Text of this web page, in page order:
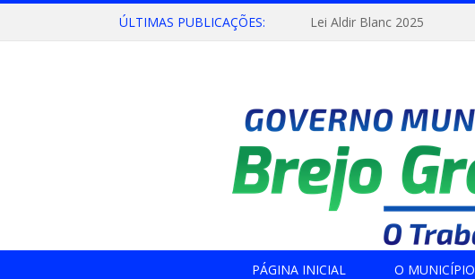
ÚLTIMAS PUBLICAÇÕES: Lei Aldir Blanc 2025
PÁGINA INICIAL O MUNICÍPIO